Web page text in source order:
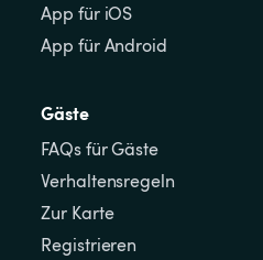
App für iOS
App für Android
Gäste
FAQs für Gäste
Verhaltensregeln
Zur Karte
Registrieren